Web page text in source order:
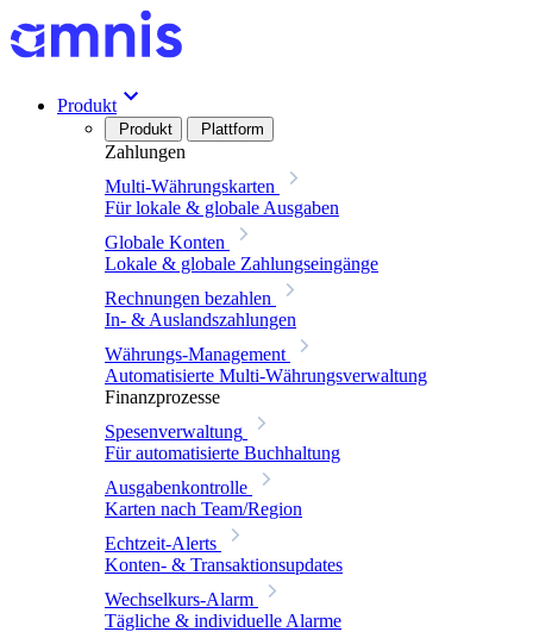
Produkt
Produkt Plattform
Zahlungen
Multi-Währungskarten
Für lokale & globale Ausgaben
Globale Konten
Lokale & globale Zahlungseingänge
Rechnungen bezahlen
In- & Auslandszahlungen
Währungs-Management
Automatisierte Multi-Währungsverwaltung
Finanzprozesse
Spesenverwaltung
Für automatisierte Buchhaltung
Ausgabenkontrolle
Karten nach Team/Region
Echtzeit-Alerts
Konten- & Transaktionsupdates
Wechselkurs-Alarm
Tägliche & individuelle Alarme